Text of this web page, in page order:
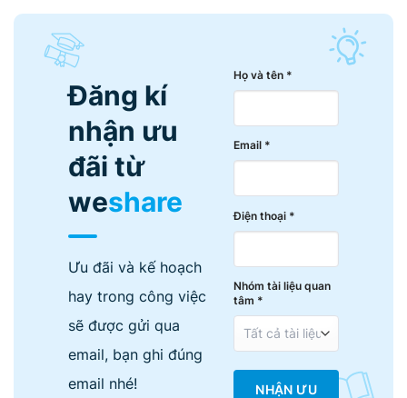
Đăng kí
nhận ưu
đãi từ
weshare
Ưu đãi và kế hoạch
hay trong công việc
sẽ được gửi qua
email, bạn ghi đúng
email nhé!
Họ và tên *
Email *
Điện thoại *
Nhóm tài liệu quan
tâm *
NHẬN ƯU